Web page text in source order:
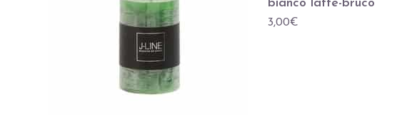
bianco latte-bruco
3,00€